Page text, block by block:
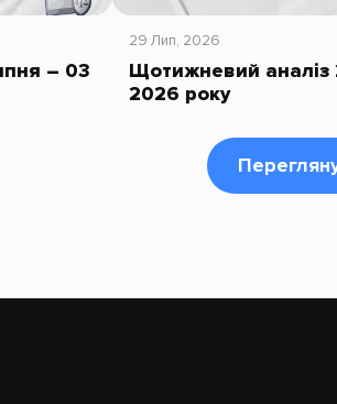
– 03
29 Лип, 2026
Щотижневий аналіз
2026 року